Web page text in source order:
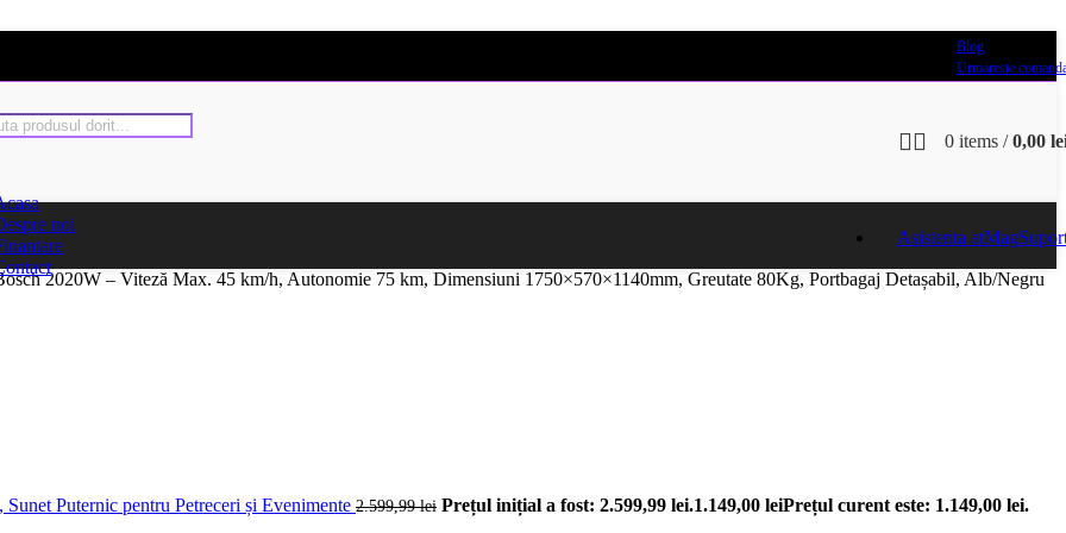
Blog
Urmareste
0 items / 0,00
noi
Asistenta atMag
2020W – Viteză Max. 45 km/h, Autonomie 75 km, Dimensiuni 1750×570×1140mm, Greutate 80Kg, Portbagaj Detașabil, Alb/Negru
Puternic pentru Petreceri și Evenimente 2.599,99lei Prețul inițial a fost: 2.599,99 lei.1.149,00 leiPrețul curent este: 1.149,00 lei.